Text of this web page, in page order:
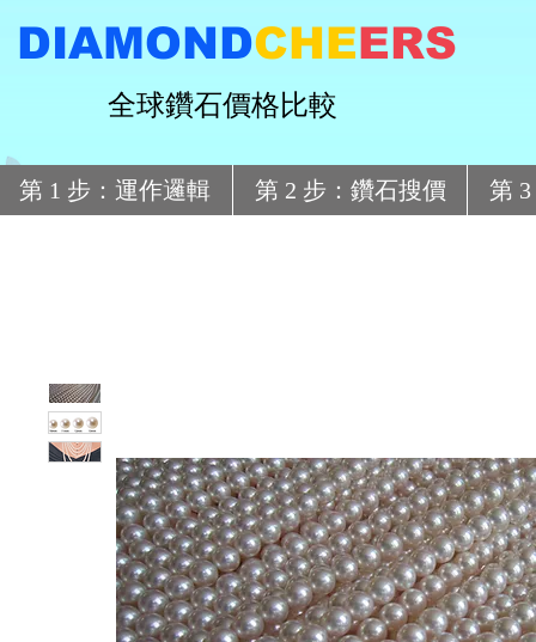
DIAMONDCHEERS
全球鑽石價格比較
第 1 步：運作邏輯 第 2 步：鑽石搜價 第